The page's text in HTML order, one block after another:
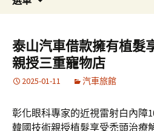
容
泰山汽車借款擁有植髮
親授三重寵物店
2025-01-11 汽車旅館
彰化眼科專家的近視雷射白內障
韓國技術親授植髮享受禿頭治療